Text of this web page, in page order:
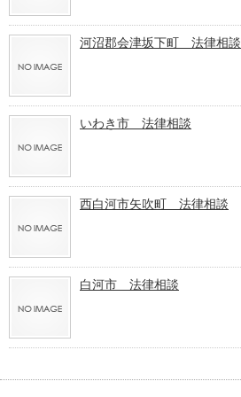
河沼郡会津坂下町 法律相談
いわき市 法律相談
西白河市矢吹町 法律相談
白河市 法律相談